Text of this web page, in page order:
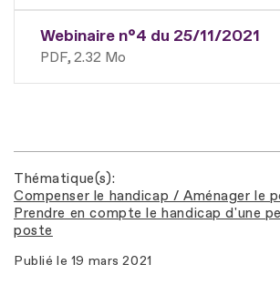
Webinaire n°4 du 25/11/2021
PDF 2.32 Mo
Thématique(s)
Compenser le handicap / Aménager le
Prendre en compte le handicap d'une
poste
Publié le 19 mars 2021